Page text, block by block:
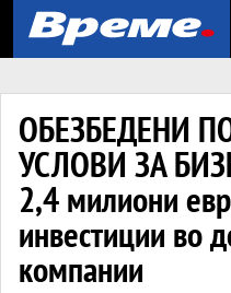
ОБЕЗБЕДЕНИ
УСЛОВИ ЗА
2,4 милиони
инвестиции во
компании